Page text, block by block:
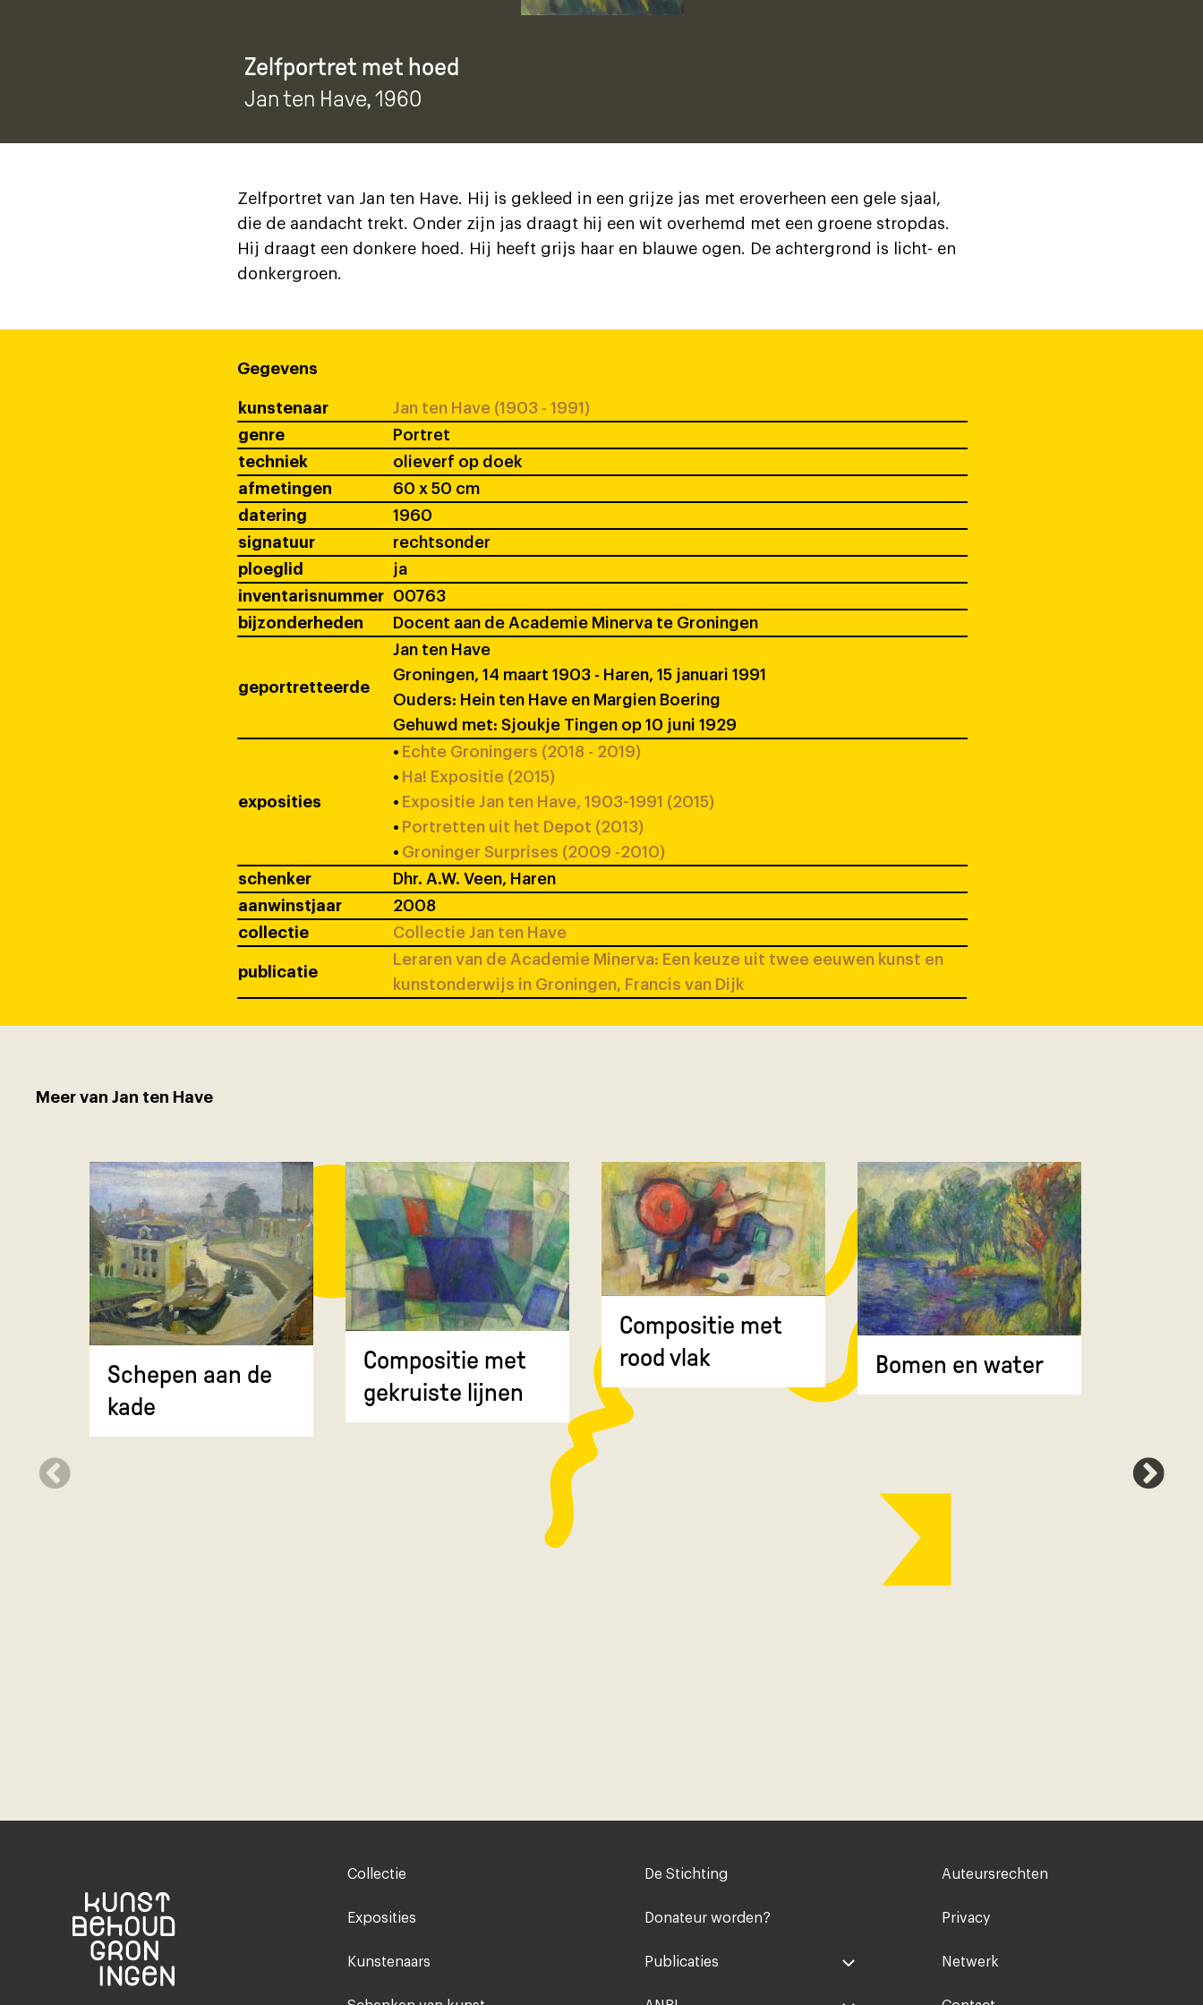
Zelfportret met hoed
Jan ten Have, 1960
Zelfportret van Jan ten Have. Hij is gekleed in een grijze jas met eroverheen een gele sjaal,
die de aandacht trekt. Onder zijn jas draagt hij een wit overhemd met een groene stropdas.
Hij draagt een donkere hoed. Hij heeft grijs haar en blauwe ogen. De achtergrond is licht- en
donkergroen.
Gegevens
kunstenaar
Jan ten Have (1903 - 1991)
genre
Portret
techniek
olieverf op doek
afmetingen
60 x 50 cm
datering
1960
signatuur
rechtsonder
ploeglid
ja
inventarisnummer
00763
bijzonderheden
Docent aan de Academie Minerva te Groningen
geportretteerde
Jan ten Have
Groningen, 14 maart 1903 - Haren, 15 januari 1991
Ouders: Hein ten Have en Margien Boering
Gehuwd met: Sjoukje Tingen op 10 juni 1929
exposities
• Echte Groningers (2018 - 2019)
• Ha! Expositie (2015)
• Expositie Jan ten Have, 1903-1991 (2015)
• Portretten uit het Depot (2013)
• Groninger Surprises (2009 -2010)
schenker
Dhr. A.W. Veen, Haren
aanwinstjaar
2008
collectie
Collectie Jan ten Have
publicatie
Leraren van de Academie Minerva: Een keuze uit twee eeuwen kunst en
kunstonderwijs in Groningen, Francis van Dijk
Meer van Jan ten Have
Schepen aan de
kade
Compositie met
gekruiste lijnen
Compositie met
rood vlak
Bomen en water
Footer-
Collectie
Exposities
Kunstenaars
Voet
De Stichting
Donateur worden?
Publicaties
Voet
Auteursrechten
Privacy
Netwerk